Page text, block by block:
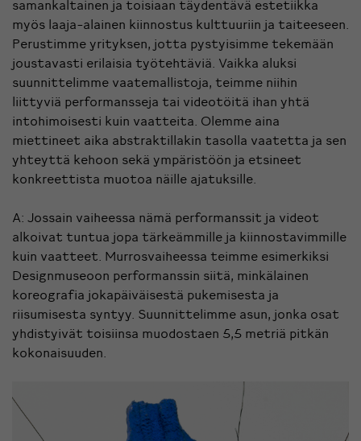
samankaltainen ja toisiaan täydentävä estetiikka
myös laaja-alainen kiinnostus kulttuuriin ja taiteeseen.
Perustimme yrityksen, jotta pystyisimme tekemään
joustavasti erilaisia työtehtäviä. Vaikka aluksi
suunnittelimme vaatemallistoja, teimme niihin
liittyviä performansseja tai videotöitä ihan yhtä
intohimoisesti kuin vaatteita. Olemme aina
miettineet aika abstraktillakin tasolla vaatetta ja sen
yhteyttä kehoon sekä ympäristöön ja etsineet
konkreettista muotoa näille ajatuksille.
A: Jossain vaiheessa nämä performanssit ja videot
alkoivat tuntua jopa tärkeämmille ja kiinnostavimmille
kuin vaatteet. Murrosvaiheessa teimme esimerkiksi
Designmuseoon performanssin siitä, minkälainen
koreografia jokapäiväisestä pukemisesta ja
riisumisesta syntyy. Suunnittelimme asun, jonka osat
yhdistyivät toisiinsa muodostaen 5,5 metriä pitkän
kokonaisuuden.